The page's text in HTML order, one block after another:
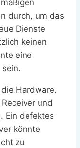
durch, um das
Dienste
keinen
eine
sein.
Hardware.
und
Ein defektes
könnte
zu